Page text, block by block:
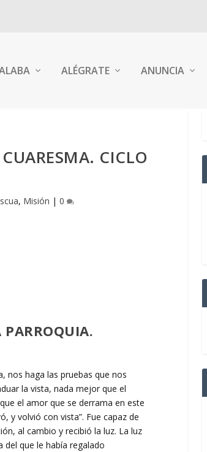
ALÉGRATE ANUNCIA
CICLO
, Misión |0
PARROQUIA.
nos haga las pruebas que nos
la vista, nada mejor que el
el amor que se derrama en este
y volvió con vista”. Fue capaz de
al cambio y recibió la luz. La luz
del que le había regalado